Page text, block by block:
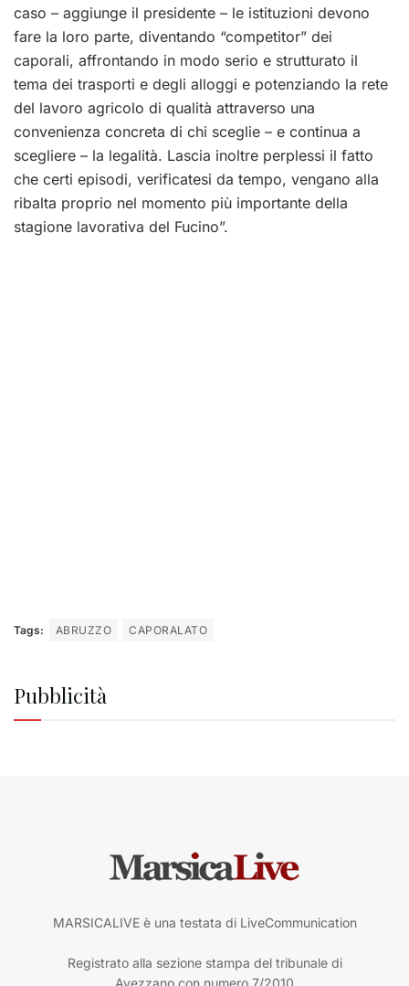
caso – aggiunge il presidente – le istituzioni devono
fare la loro parte, diventando “competitor” dei
caporali, affrontando in modo serio e strutturato il
tema dei trasporti e degli alloggi e potenziando la rete
del lavoro agricolo di qualità attraverso una
convenienza concreta di chi sceglie – e continua a
scegliere – la legalità. Lascia inoltre perplessi il fatto
che certi episodi, verificatesi da tempo, vengano alla
ribalta proprio nel momento più importante della
stagione lavorativa del Fucino”.
Tags: ABRUZZO CAPORALATO
Pubblicità
MARSICALIVE è una testata di LiveCommunication
Registrato alla sezione stampa del tribunale di